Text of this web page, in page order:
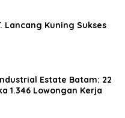
Lancang Kuning Sukses
Estate Batam: 22
1.346 Lowongan Kerja